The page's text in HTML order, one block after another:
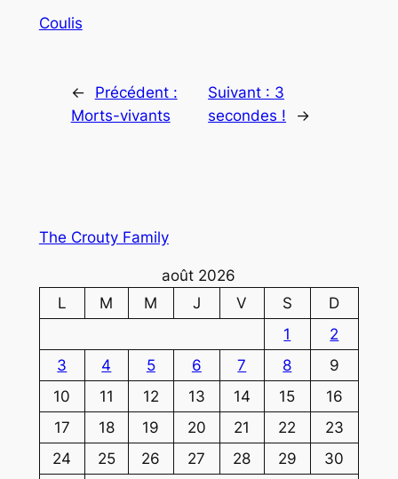
Coulis
←
Précédent :
Morts-vivants
Suivant : 3
secondes !
→
The Crouty Family
août 2026
L
M M J V S
D
1
2
3
4 5 6 7 8
9
10
11 12 13 14 15
16
17
18 19 20 21 22
23
24
25 26 27 28 29
30